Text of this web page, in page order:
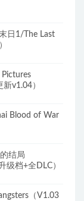
日1/The Last
v1.04）
Blood of War
结局
级档+全DLC）
（V1.03